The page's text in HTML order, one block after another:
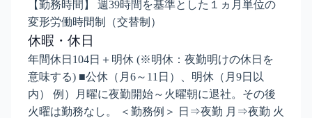
【勤務時間】 週39時間を基準とした１ヵ月単位の
変形労働時間制（交替制）
休暇・休日
年間休日104日＋明休 (※明休：夜勤明けの休日を
意味する) ■公休（月6～11日）、明休（月9日以
内） 例）月曜に夜勤開始～火曜朝に退社。その後
火曜は勤務なし。 ＜勤務例＞ 日⇒夜勤 月⇒夜勤 火